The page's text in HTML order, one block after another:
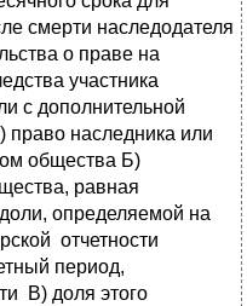
смерти наследодателя
о праве на
участника
с дополнительной
право наследника или
общества Б)
равная
определяемой на
отчетности
период,
В) доля этого